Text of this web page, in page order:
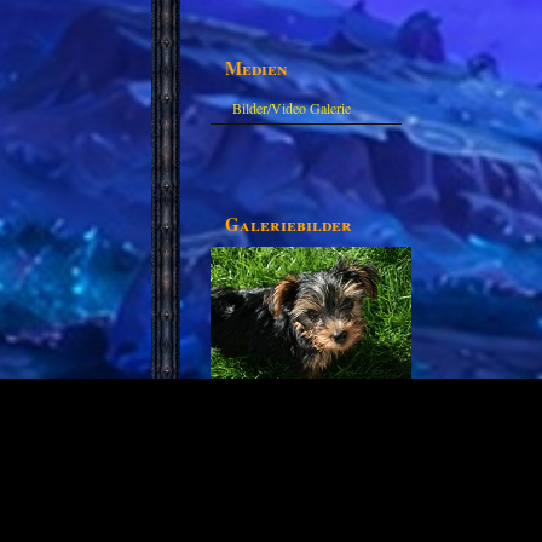
Medien
Bilder/Video Galerie
Galeriebilder